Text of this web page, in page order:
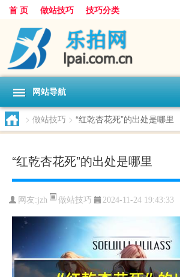
首 页 做站技巧 技巧分类
网站导航
> 做站技巧 > “红乾杏花死”的出处是哪里
“红乾杏花死”的出处是哪里
网友:jzh 做站技巧 2024-11-24 19:43:33